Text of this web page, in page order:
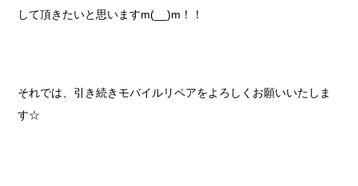
して頂きたいと思いますm(__)m！！
それでは、引き続きモバイルリペアをよろしくお願いいたしま
す☆